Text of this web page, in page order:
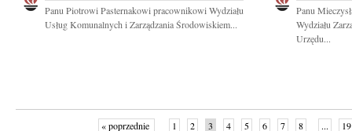
Panu Piotrowi Pasternakowi pracownikowi Wydziału
Usług Komunalnych i Zarządzania Środowiskiem...
Panu
Wydziału
Urzędu...
« poprzednie 1 2 3 4 5 6 7 8 ... 19